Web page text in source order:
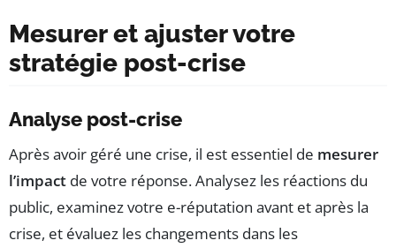
Mesurer et ajuster votre
stratégie post-crise
Analyse post-crise
Après avoir géré une crise, il est essentiel de mesurer
l’impact de votre réponse. Analysez les réactions du
public, examinez votre e-réputation avant et après la
crise, et évaluez les changements dans les